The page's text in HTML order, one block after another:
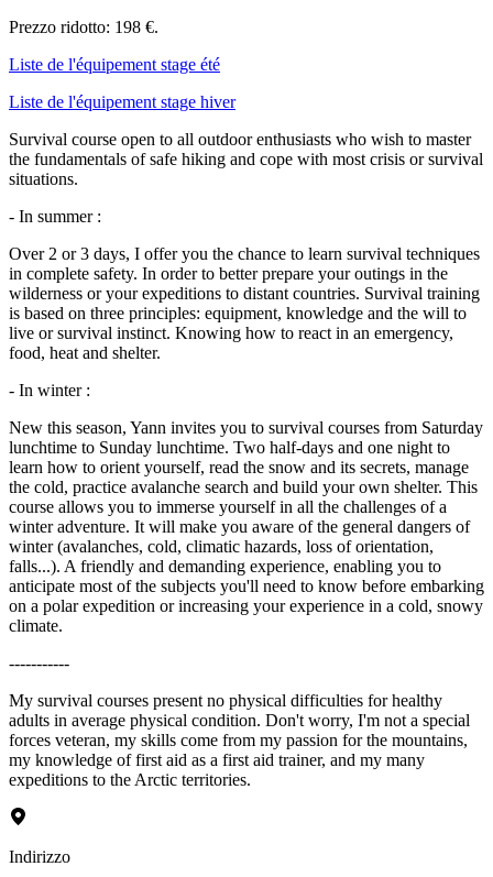
Prezzo ridotto: 198 €.
Liste de l'équipement stage été
Liste de l'équipement stage hiver
Survival course open to all outdoor enthusiasts who wish to master
the fundamentals of safe hiking and cope with most crisis or survival
situations.
- In summer :
Over 2 or 3 days, I offer you the chance to learn survival techniques
in complete safety. In order to better prepare your outings in the
wilderness or your expeditions to distant countries. Survival training
is based on three principles: equipment, knowledge and the will to
live or survival instinct. Knowing how to react in an emergency,
food, heat and shelter.
- In winter :
New this season, Yann invites you to survival courses from Saturday
lunchtime to Sunday lunchtime. Two half-days and one night to
learn how to orient yourself, read the snow and its secrets, manage
the cold, practice avalanche search and build your own shelter. This
course allows you to immerse yourself in all the challenges of a
winter adventure. It will make you aware of the general dangers of
winter (avalanches, cold, climatic hazards, loss of orientation,
falls...). A friendly and demanding experience, enabling you to
anticipate most of the subjects you'll need to know before embarking
on a polar expedition or increasing your experience in a cold, snowy
climate.
-----------
My survival courses present no physical difficulties for healthy
adults in average physical condition. Don't worry, I'm not a special
forces veteran, my skills come from my passion for the mountains,
my knowledge of first aid as a first aid trainer, and my many
expeditions to the Arctic territories.
Indirizzo